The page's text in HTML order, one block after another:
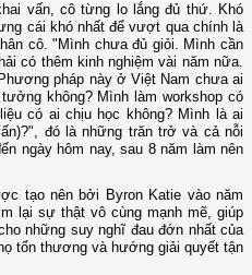
vấn, cô từng lo lắng đủ thứ. Khó
cái khó nhất để vượt qua chính là
cô. "Mình chưa đủ giỏi. Mình cần
có thêm kinh nghiệm vài năm nữa.
pháp này ở Việt Nam chưa ai
không? Mình làm workshop có
có ai chịu học không? Mình là ai
đó là những trăn trở và cả nỗi
ngày hôm nay, sau 8 năm làm nên
tạo nên bởi Byron Katie vào năm
lại sự thật vô cùng mạnh mẽ, giúp
những suy nghĩ đau đớn nhất của
tổn thương và hướng giải quyết tận